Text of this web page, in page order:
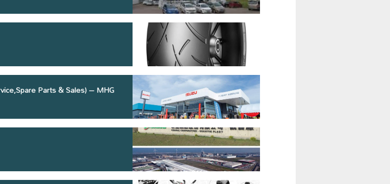
Parts & Sales) – MHG